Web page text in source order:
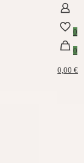
0
0
0,00 €